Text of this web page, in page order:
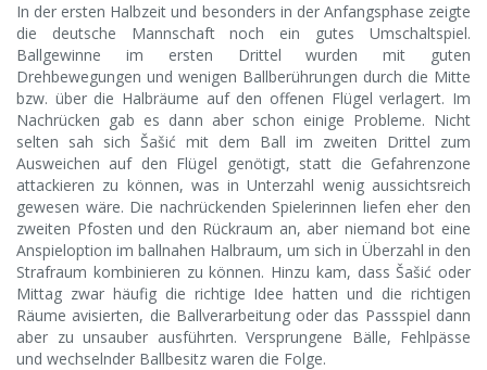
In der ersten Halbzeit und besonders in der Anfangsphase zeigte
die deutsche Mannschaft noch ein gutes Umschaltspiel.
Ballgewinne im ersten Drittel wurden mit guten
Drehbewegungen und wenigen Ballberührungen durch die Mitte
bzw. über die Halbräume auf den offenen Flügel verlagert. Im
Nachrücken gab es dann aber schon einige Probleme. Nicht
selten sah sich Šašić mit dem Ball im zweiten Drittel zum
Ausweichen auf den Flügel genötigt, statt die Gefahrenzone
attackieren zu können, was in Unterzahl wenig aussichtsreich
gewesen wäre. Die nachrückenden Spielerinnen liefen eher den
zweiten Pfosten und den Rückraum an, aber niemand bot eine
Anspieloption im ballnahen Halbraum, um sich in Überzahl in den
Strafraum kombinieren zu können. Hinzu kam, dass Šašić oder
Mittag zwar häufig die richtige Idee hatten und die richtigen
Räume avisierten, die Ballverarbeitung oder das Passspiel dann
aber zu unsauber ausführten. Versprungene Bälle, Fehlpässe
und wechselnder Ballbesitz waren die Folge.